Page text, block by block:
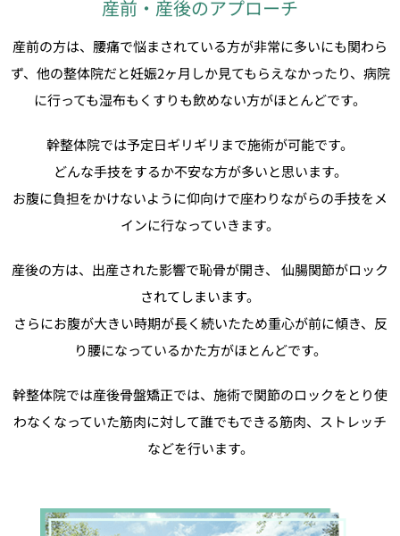
産前・産後のアプローチ
産前の方は、腰痛で悩まされている方が非常に多いにも関わら
ず、他の整体院だと妊娠2ヶ月しか見てもらえなかったり、病院
に行っても湿布もくすりも飲めない方がほとんどです。
幹整体院では予定日ギリギリまで施術が可能です。
どんな手技をするか不安な方が多いと思います。
お腹に負担をかけないように仰向けで座わりながらの手技をメ
インに行なっていきます。
産後の方は、出産された影響で恥骨が開き、 仙腸関節がロック
されてしまいます。
さらにお腹が大きい時期が長く続いたため重心が前に傾き、反
り腰になっているかた方がほとんどです。
幹整体院では産後骨盤矯正では、施術で関節のロックをとり使
わなくなっていた筋肉に対して誰でもできる筋肉、ストレッチ
などを行います。